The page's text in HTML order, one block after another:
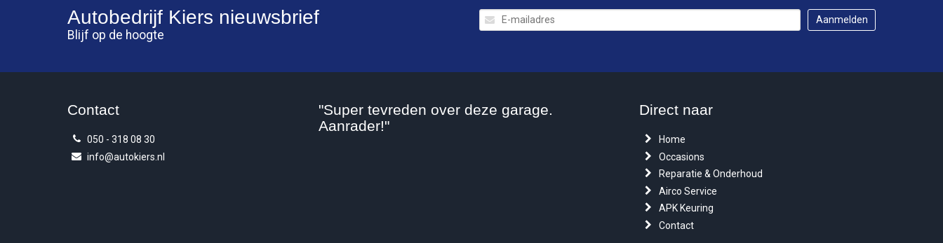
Autobedrijf Kiers nieuwsbrief
Blijf op de hoogte
Contact
050 - 318 08 30
info@autokiers.nl
"Super tevreden over deze garage.
Aanrader!"
Direct naar
Home
Occasions
Reparatie & Onderhoud
Airco Service
APK Keuring
Contact